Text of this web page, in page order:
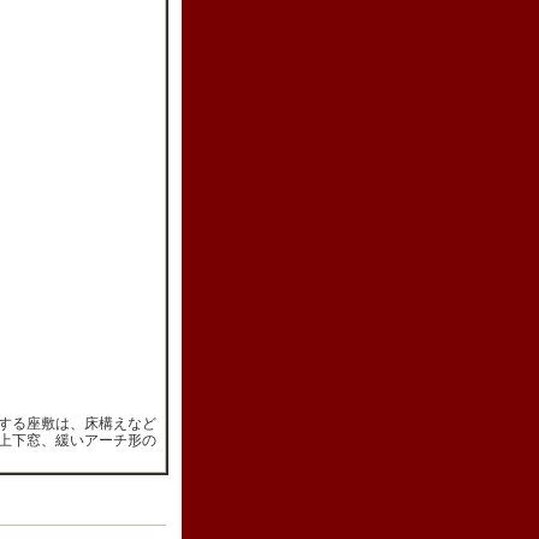
る座敷は、床構えなど
下窓、緩いアーチ形の